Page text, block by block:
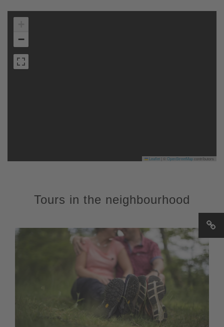
−
Leaflet OpenStreetMapcontributors
Tours in the neighbourhood